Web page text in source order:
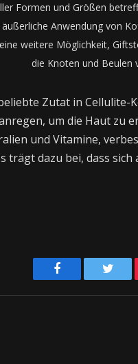
Formen und Größen
Anwendung von
weitere Möglichkeit,
die Knoten und Beulen
Zutat in
um die Haut zu
und Vitamine,
trägt dazu bei, dass
Facebook